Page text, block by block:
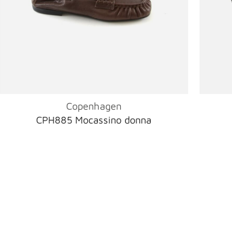
Copenhagen
CPH885 Mocassino donna